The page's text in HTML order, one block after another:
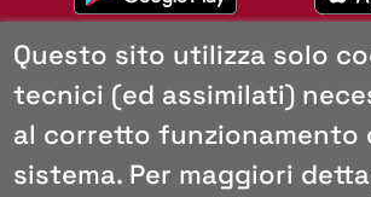
Mappa del sito
Copyright
Browser consigliati
Questo sito utilizza solo
tecnici (ed assimilati)
al corretto funzionamento
sistema. Per maggiori